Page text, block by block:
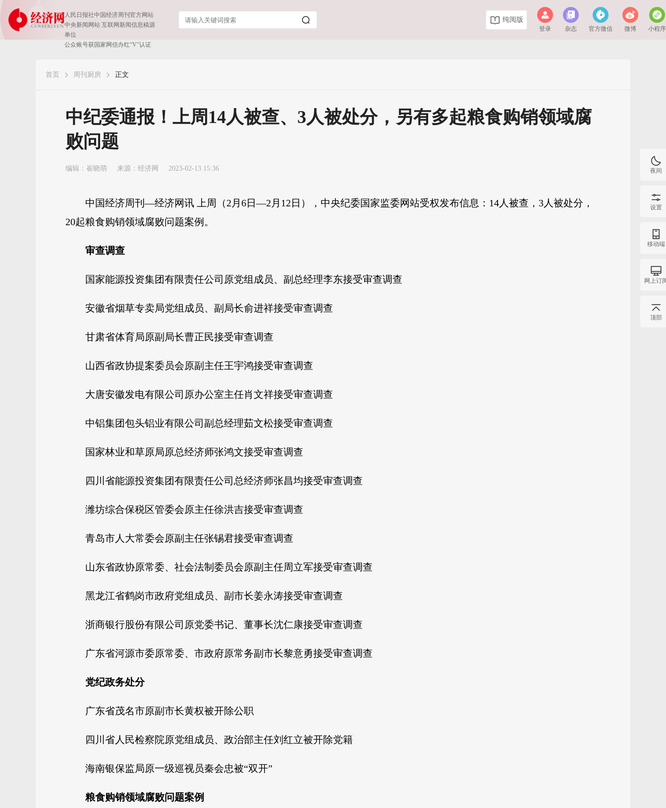
人民日报社中国经济周刊官方网站
中央新闻网站 互联网新闻信息稿源
单位
公众账号获国家网信办红“V”认证
纯阅版
登录 杂志 官方微信 微博 小程序
首页 周刊厨房 正文
中纪委通报！上周14人被查、3人被处分，另有多起粮食购销领域腐
败问题
编辑：崔晓萌 来源： 经济网 2023-02-13 15:36
中国经济周刊—经济网讯 上周（2月6日—2月12日），中央纪委国家监委网站受权发布信息：14人被查，3人被处分，
20起粮食购销领域腐败问题案例。
审查调查
国家能源投资集团有限责任公司原党组成员、副总经理李东接受审查调查
安徽省烟草专卖局党组成员、副局长俞进祥接受审查调查
甘肃省体育局原副局长曹正民接受审查调查
山西省政协提案委员会原副主任王宇鸿接受审查调查
大唐安徽发电有限公司原办公室主任肖文祥接受审查调查
中铝集团包头铝业有限公司副总经理茹文松接受审查调查
国家林业和草原局原总经济师张鸿文接受审查调查
四川省能源投资集团有限责任公司总经济师张昌均接受审查调查
潍坊综合保税区管委会原主任徐洪吉接受审查调查
青岛市人大常委会原副主任张锡君接受审查调查
山东省政协原常委、社会法制委员会原副主任周立军接受审查调查
黑龙江省鹤岗市政府党组成员、副市长姜永涛接受审查调查
浙商银行股份有限公司原党委书记、董事长沈仁康接受审查调查
广东省河源市委原常委、市政府原常务副市长黎意勇接受审查调查
党纪政务处分
广东省茂名市原副市长黄权被开除公职
四川省人民检察院原党组成员、政治部主任刘红立被开除党籍
海南银保监局原一级巡视员秦会忠被“双开”
粮食购销领域腐败问题案例
夜间
设置
移动端
网上订
顶部